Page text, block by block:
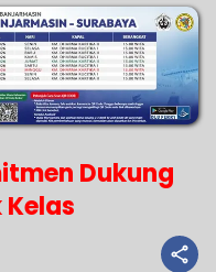
Dukung
Kelas